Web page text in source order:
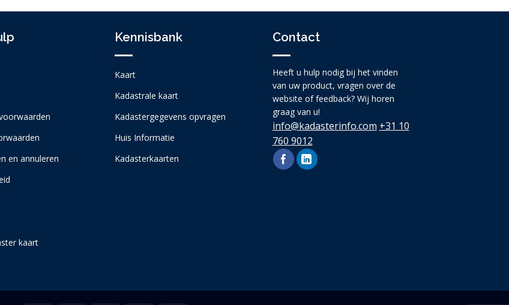
en annuleren
kaart
Kennisbank
Kaart
Kadastrale kaart
Kadastergegevens opvragen
Huis Informatie
Kadasterkaarten
Contact
Heeft u hulp nodig bij het vinden
van uw product, vragen over de
website of feedback? Wij horen
graag van u!
info@kadasterinfo.com +31 10
760 9012